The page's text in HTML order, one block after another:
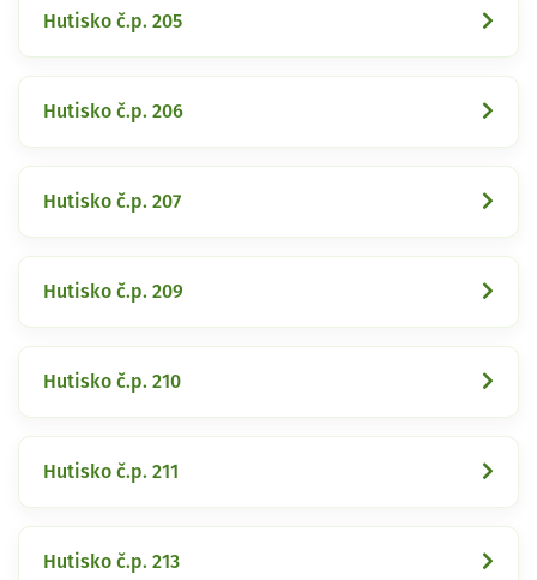
Hutisko č.p. 205
Hutisko č.p. 206
Hutisko č.p. 207
Hutisko č.p. 209
Hutisko č.p. 210
Hutisko č.p. 211
Hutisko č.p. 213